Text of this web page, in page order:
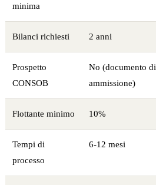
minima
Bilanci richiesti 2 anni
Prospetto
CONSOB
No (documento di
ammissione)
Flottante minimo 10%
Tempi di
processo
6-12 mesi